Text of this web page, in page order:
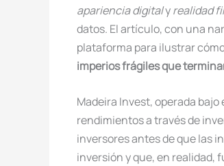
apariencia digitalyrealidad
datos. El artículo, con una
plataforma para ilustrar
imperios frágiles que
Madeira Invest, operada
rendimientos a través de
inversores antes de que las
inversión y que, en realidad,